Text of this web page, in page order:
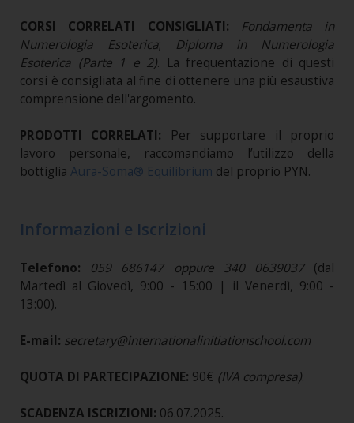
CORSI CORRELATI CONSIGLIATI:
Fondamenta in
Numerologia Esoterica; Diploma in Numerologia
Esoterica (Parte 1 e 2). La frequentazione di questi
corsi è consigliata al fine di ottenere una più esaustiva
comprensione dell'argomento.
PRODOTTI CORRELATI: Per supportare il proprio
lavoro personale, raccomandiamo l’utilizzo della
bottiglia Aura-Soma® Equilibrium del proprio PYN.
Informazioni e Iscrizioni
Telefono: 059 686147 oppure 340 0639037 (dal
Martedì al Giovedì, 9:00 - 15:00 | il Venerdì, 9:00 -
13:00).
E-mail: secretary@internationalinitiationschool.com
QUOTA DI PARTECIPAZIONE: 90€ (IVA compresa).
SCADENZA ISCRIZIONI: 06.07.2025.